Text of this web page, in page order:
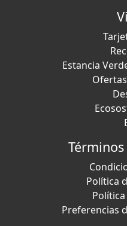
Estancia
Política
Preferencias